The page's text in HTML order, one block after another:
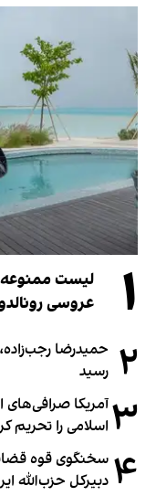
۱
عروسی
۲ حمیدرضا
رسید
۳آمریکا صرافی‌های
اسلامی را تحریم
۴ سخنگوی قوه
دبیر‌کل حزب‌الله